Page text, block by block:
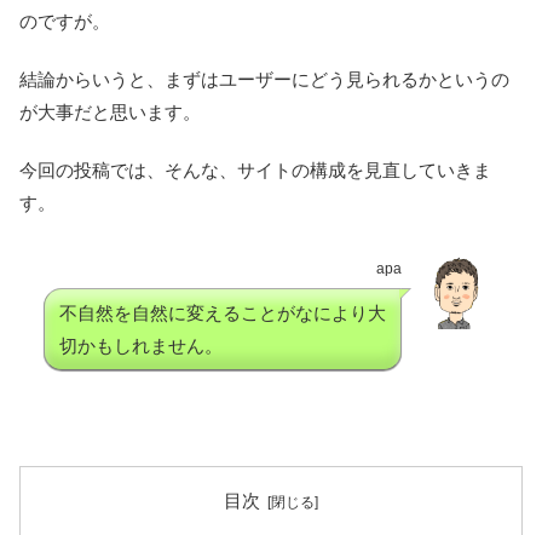
のですが。
結論からいうと、まずはユーザーにどう見られるかというの
が大事だと思います。
今回の投稿では、そんな、サイトの構成を見直していきま
す。
apa
不自然を自然に変えることがなにより大
切かもしれません。
目次